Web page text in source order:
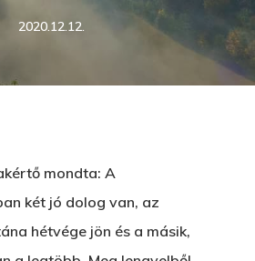
2020.12.12.
mondta: A
két jó dolog van, az
hétvége jön és a másik,